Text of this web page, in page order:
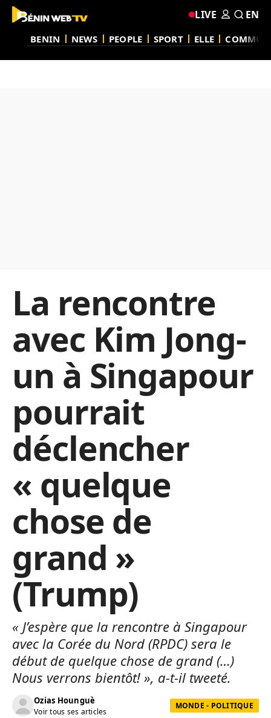
BENIN NEWS PEOPLE SPORT ELLE
LIVE EN
La rencontre
avec Kim Jong-
un à Singapour
pourrait
déclencher
« quelque
chose de
grand »
(Trump)
« J’espère que la rencontre à Singapour
avec la Corée du Nord (RPDC) sera le
début de quelque chose de grand (…)
Nous verrons bientôt! », a-t-il tweeté.
Ozias Hounguè
Voir tous ses articles
MONDE - POLITIQUE